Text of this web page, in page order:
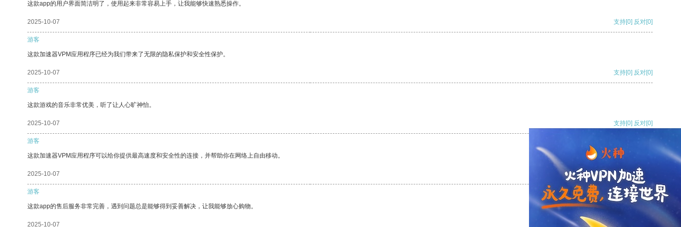
这款app的用户界面简洁明了，使用起来非常容易上手，让我能够快速熟悉操作。
2025-10-07 支持[0] 反对[0]
游客
这款加速器VPM应用程序已经为我们带来了无限的隐私保护和安全性保护。
2025-10-07 支持[0] 反对[0]
游客
这款游戏的音乐非常优美，听了让人心旷神怡。
2025-10-07 支持[0] 反对[0]
游客
这款加速器VPM应用程序可以给你提供最高速度和安全性的连接，并帮助你在网络上自由移动。
2025-10-07 支持[0] 反对
游客
这款app的售后服务非常完善，遇到问题总是能够得到妥善解决，让我能够放心购物。
2025-10-07 支持